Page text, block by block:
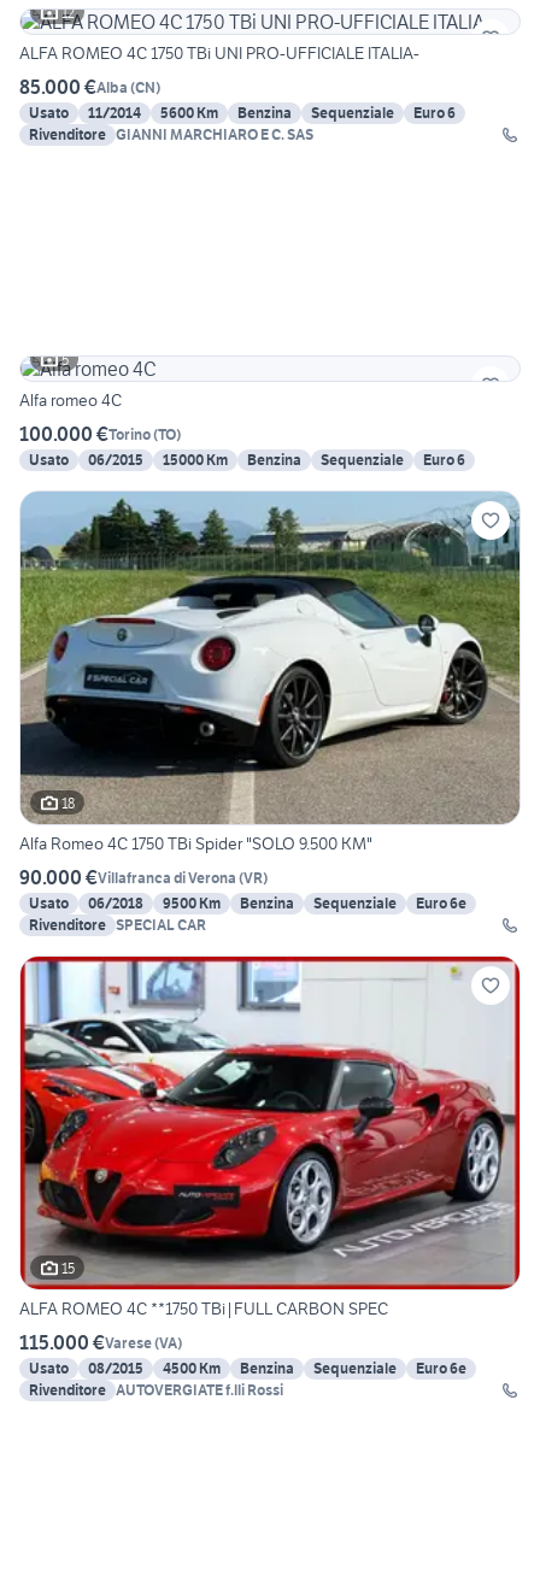
12
ALFA ROMEO 4C 1750 TBi UNI PRO-UFFICIALE ITALIA-
85.000 €Alba (CN)
Usato
11/2014 5600 Km Benzina Sequenziale
Euro 6
Rivenditore GIANNI MARCHIARO E C. SAS
5
Alfa romeo 4C
100.000 €Torino(TO)
Usato
06/2015 15000 Km Benzina Sequenziale Euro 6
18
Alfa Romeo 4C 1750 TBi Spider "SOLO 9.500 KM"
90.000 €Villafranca di Verona (VR)
Usato
06/2018 9500 Km Benzina Sequenziale
Euro 6e
Rivenditore SPECIAL CAR
15
ALFA ROMEO 4C **1750 TBi|FULL CARBON SPEC
115.000 €Varese(VA)
Usato
08/2015 4500 Km Benzina Sequenziale
Euro 6e
Rivenditore AUTOVERGIATE f.lli Rossi